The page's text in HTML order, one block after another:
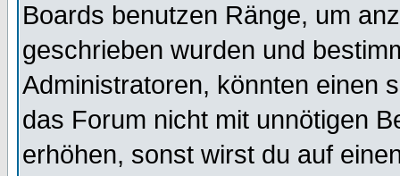
Boards benutzen Ränge, um
geschrieben wurden und
Administratoren, könnten einen
das Forum nicht mit unnötigen
erhöhen, sonst wirst du auf